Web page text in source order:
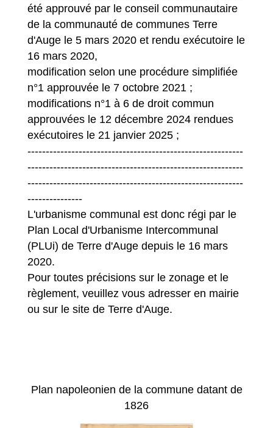
été approuvé par le conseil communautaire
de la communauté de communes Terre
d'Auge le 5 mars 2020 et rendu exécutoire le
16 mars 2020,
modification selon une procédure simplifiée
n°1 approuvée le 7 octobre 2021 ;
modifications n°1 à 6 de droit commun
approuvées le 12 décembre 2024 rendues
exécutoires le 21 janvier 2025 ;
-----------------------------------------------------------
-----------------------------------------------------------
-----------------------------------------------------------
---------------
L'urbanisme communal est donc régi par le
Plan Local d'Urbanisme Intercommunal
(PLUi) de Terre d'Auge depuis le 16 mars
2020.
Pour toutes précisions sur le zonage et le
règlement, veuillez vous adresser en mairie
ou sur le site de Terre d'Auge.
Plan napoleonien de la commune datant de
1826